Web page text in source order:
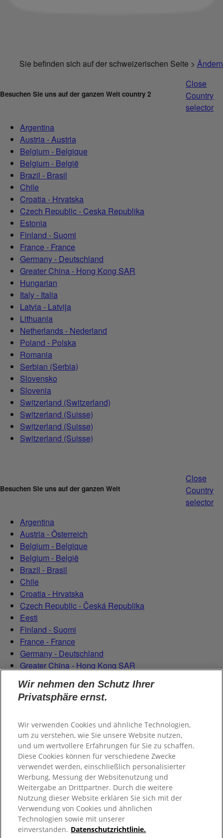
Sie befinden sich auf der schweizerischen Seite > Ändern
Besuchen Sie uns auf der ganzen Welt country 2
Close
Country
selector
Argentina
Austria - Austria
Belgium - Belgique
Belgium - België
Brazil - Brasil
Chile
Croatia - Hrvatska
Czech Republic - Ceska Republika
Estonia
Finland - Suomi
France - France
Germany - Deutschland
Greater China - Hong Kong SAR
Hungarian
Italy - Italia
Latvia - Latvija
Lithuania
Netherlands - Nederland
Poland - Polska
Romania
Serbian (Serbia)
Slovensko
Slovenia
Switzerland (Switzerland)
Switzerland (Suisse)
Switzerland (Suisse)
Switzerland (Suisse)
Besuchen Sie uns auf der ganzen Welt
Close
Country
selector
Argentina
Austria - Österreich
Belgium - Belgique
Belgium - België
Brazil - Brasil
Chile
Croatia - Hrvatska
Czech Republic - Česká Republika
Eesti
Finland - Suomi
France - France
Germany - Deutschland
Greater China - Hong Kong SAR
Magyarország
Italy - Italia
Latvia - Latvija
Netherlands - Nederland
Poland - Polska
România
Serbian (Serbia)
Slovensko
Slovenija
Switzerland (Schweiz)
Switzerland (Suisse)
Wir nehmen den Schutz Ihrer
Privatsphäre ernst.
Wir verwenden Cookies und ähnliche Technologien,
um zu verstehen, wie Sie unsere Website nutzen,
und um wertvollere Erfahrungen für Sie zu schaffen.
Diese Cookies können für verschiedene Zwecke
verwendet werden, einschließlich personalisierter
Werbung, Messung der Websitenutzung und
Weitergabe an Drittpartner. Durch die weitere
Nutzung dieser Website erklären Sie sich mit der
Verwendung von Cookies und ähnlichen
Technologien sowie mit unserer
einverstanden. Datenschutzrichtlinie.